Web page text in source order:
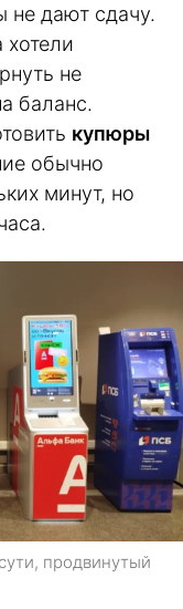
дают сдачу.
не
баланс.
купюры
обычно
минут, но
продвинутый